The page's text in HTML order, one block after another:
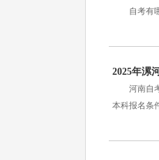
自考有哪
2025年漯
河南自考
本科报名